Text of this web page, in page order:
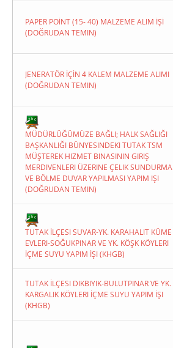
PAPER POİNT (15- 40) MALZEME ALIM İŞİ
(DOĞRUDAN TEMIN)
JENERATÖR İÇİN 4 KALEM MALZEME ALIMI
(DOĞRUDAN TEMIN)
MÜDÜRLÜĞÜMÜZE BAĞLI; HALK SAĞLIĞI
BAŞKANLIĞI BÜNYESINDEKI TUTAK TSM
MÜŞTEREK HIZMET BINASININ GIRIŞ
MERDIVENLERI ÜZERINE ÇELIK SUNDURMA
VE BÖLME DUVAR YAPILMASI YAPIM IŞI
(DOĞRUDAN TEMIN)
TUTAK İLÇESI SUVAR-YK. KARAHALIT KÜME
EVLERI-SOĞUKPINAR VE YK. KÖŞK KÖYLERI
İÇME SUYU YAPIM İŞI (KHGB)
TUTAK İLÇESI DIKBIYIK-BULUTPINAR VE YK.
KARGALIK KÖYLERI İÇME SUYU YAPIM İŞI
(KHGB)